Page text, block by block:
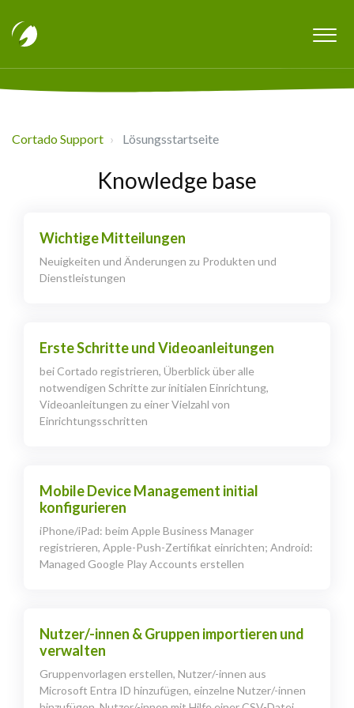
Cortado Support Lösungsstartseite
Knowledge base
Wichtige Mitteilungen
Neuigkeiten und Änderungen zu Produkten und
Dienstleistungen
Erste Schritte und Videoanleitungen
bei Cortado registrieren, Überblick über alle
notwendigen Schritte zur initialen Einrichtung,
Videoanleitungen zu einer Vielzahl von
Einrichtungsschritten
Mobile Device Management initial
konfigurieren
iPhone/iPad: beim Apple Business Manager
registrieren, Apple-Push-Zertifikat einrichten; Android:
Managed Google Play Accounts erstellen
Nutzer/-innen & Gruppen importieren und
verwalten
Gruppenvorlagen erstellen, Nutzer/-innen aus
Microsoft Entra ID hinzufügen, einzelne Nutzer/-innen